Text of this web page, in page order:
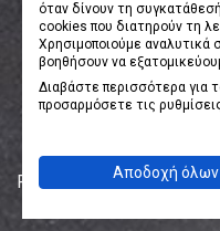
Powered by eShopKey
όταν δίνουν τη
cookies που διατηρούν τη
Χρησιμοποιούμε αναλυτικά
βοηθήσουν να
Διαβάστε περισσότερα για
προσαρμόσετε τις
Αποδοχή όλων